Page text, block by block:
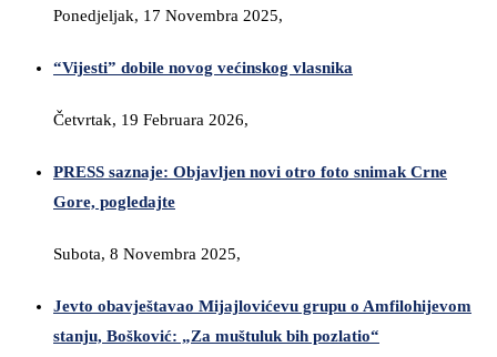
Ponedjeljak, 17 Novembra 2025,
“Vijesti” dobile novog većinskog vlasnika
Četvrtak, 19 Februara 2026,
PRESS saznaje: Objavljen novi otro foto snimak Crne
Gore, pogledajte
Subota, 8 Novembra 2025,
Jevto obavještavao Mijajlovićevu grupu o Amfilohijevom
stanju, Bošković: „Za muštuluk bih pozlatio“